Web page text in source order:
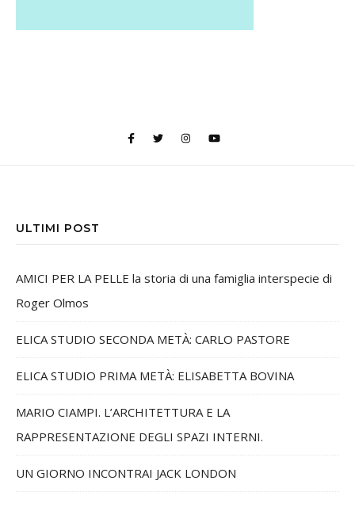
ULTIMI POST
AMICI PER LA PELLE la storia di una famiglia interspecie di
Roger Olmos
ELICA STUDIO SECONDA METÀ: CARLO PASTORE
ELICA STUDIO PRIMA METÀ: ELISABETTA BOVINA
MARIO CIAMPI. L’ARCHITETTURA E LA
RAPPRESENTAZIONE DEGLI SPAZI INTERNI.
UN GIORNO INCONTRAI JACK LONDON